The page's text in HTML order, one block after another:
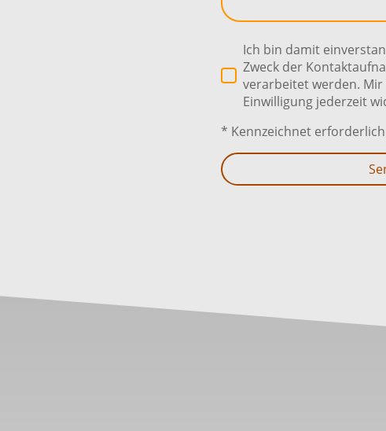
Ich bin damit
Zweck der
verarbeitet werden.
Einwilligung jederzeit
* Kennzeichnet